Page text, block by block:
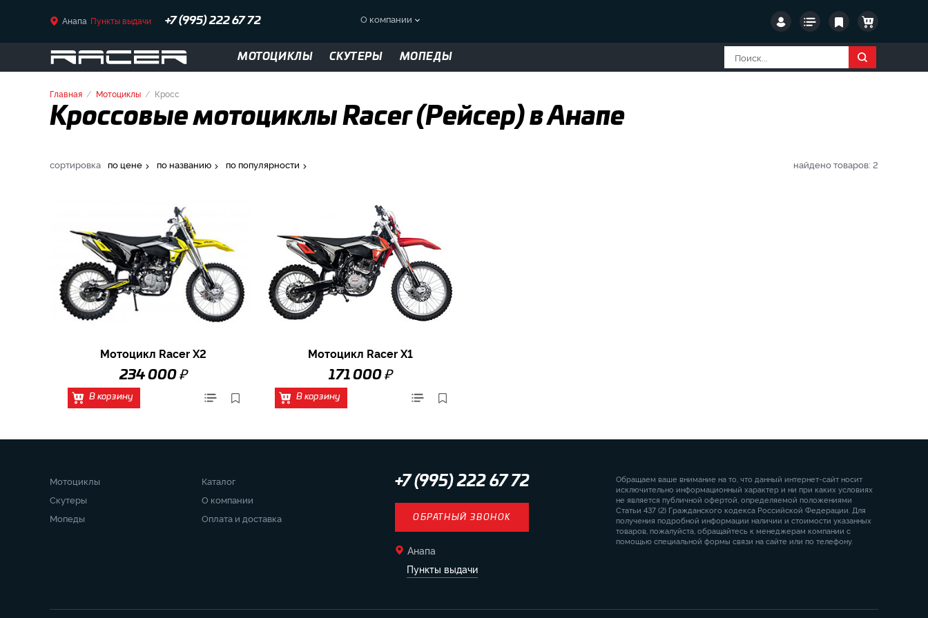
Анапа Пункты выдачи +7 (995) 222 67 72 О компании
МОТОЦИКЛЫ СКУТЕРЫ МОПЕДЫ
Главная Мотоциклы Кросс
Кроссовые мотоциклы Racer (Рейсер) в Анапе
сортировка по цене по названию по популярности найдено товаров: 2
Мотоцикл Racer X2
234 000 ₽
В корзину
Мотоцикл Racer X1
171 000 ₽
В корзину
Мотоциклы
Скутеры
Мопеды
Каталог
О компании
Оплата и доставка
+7 (995) 222 67 72
ОБРАТНЫЙ ЗВОНОК
Анапа
Пункты выдачи
Обращаем ваше внимание на то, что данный интернет-сайт носит
исключительно информационный характер и ни при каких условиях
не является публичной офертой, определяемой положениями
Статьи 437 (2) Гражданского кодекса Российской Федерации. Для
получения подробной информации наличии и стоимости указанных
товаров, пожалуйста, обращайтесь к менеджерам компании с
помощью специальной формы связи на сайте или по телефону.